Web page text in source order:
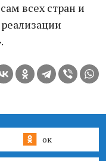
всех стран и
ок